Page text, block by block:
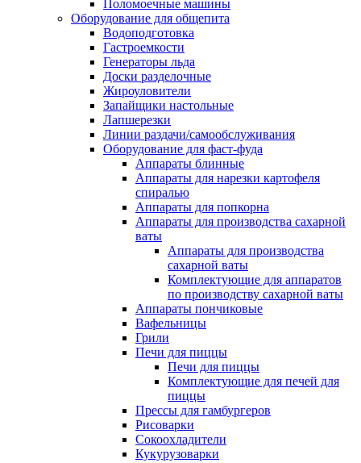
Поломоечные машины
Оборудование для общепита
Водоподготовка
Гастроемкости
Генераторы льда
Доски разделочные
Жироуловители
Запайщики настольные
Лапшерезки
Линии раздачи/самообслуживания
Оборудование для фаст-фуда
Аппараты блинные
Аппараты для нарезки картофеля
спиралью
Аппараты для попкорна
Аппараты для производства сахарной
ваты
Аппараты для производства
сахарной ваты
Комплектующие для аппаратов
по производству сахарной ваты
Аппараты пончиковые
Вафельницы
Грили
Печи для пиццы
Печи для пиццы
Комплектующие для печей для
пиццы
Прессы для гамбургеров
Рисоварки
Сокоохладители
Кукурузоварки